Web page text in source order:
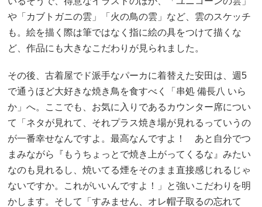
や「カブトガニの雲」「火の鳥の雲」など、雲のスケッチ
も。絵を描く際は筆ではなく指に絵の具をつけて描くな
ど、作品にも大きなこだわりが見られました。
その後、古着屋でド派手なパーカに着替えた安田は、週5
で通うほど大好きな焼き鳥を食すべく「串処 備長八 いら
か」へ。ここでも、お気に入りであるカウンター席につい
て「ネタが見れて、それプラス焼き場が見れるっていうの
が一番幸せなんですよ。最高なんですよ！ あと自分でつ
まみながら『もうちょっとで焼き上がってくるな』みたい
なのも見れるし、焼いてる煙をそのまま直接感じれるじゃ
ないですか。これがいいんですよ！」と強いこだわりを明
かします。そして「すみません、オレ帽子取るの忘れて